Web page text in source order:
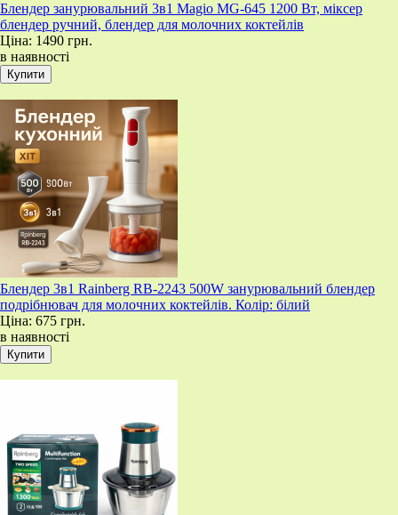
Блендер занурювальний 3в1 Magio MG-645 1200 Вт, міксер
блендер ручний, блендер для молочних коктейлів
Ціна: 1490 грн.
в наявності
Блендер 3в1 Rainberg RB-2243 500W занурювальний блендер
подрібнювач для молочних коктейлів. Колір: білий
Ціна: 675 грн.
в наявності